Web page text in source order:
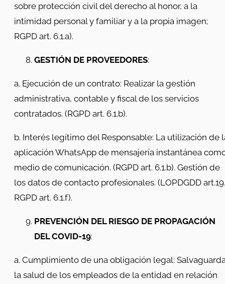
sobre protección civil del derecho al honor, a la
intimidad personal y familiar y a la propia imagen;
RGPD art. 6.1.a).
GESTIÓN DE PROVEEDORES:
a. Ejecución de un contrato: Realizar la gestión
administrativa, contable y fiscal de los servicios
contratados. (RGPD art. 6.1.b).
b. Interés legítimo del Responsable: La utilización de
aplicación WhatsApp de mensajería instantánea
medio de comunicación. (RGPD art. 6.1.b). Gestión de
los datos de contacto profesionales. (LOPDGDD
RGPD art. 6.1.f).
PREVENCIÓN DEL RIESGO DE PROPAGACIÓN
DEL COVID-19:
a. Cumplimiento de una obligación legal:
la salud de los empleados de la entidad en relación